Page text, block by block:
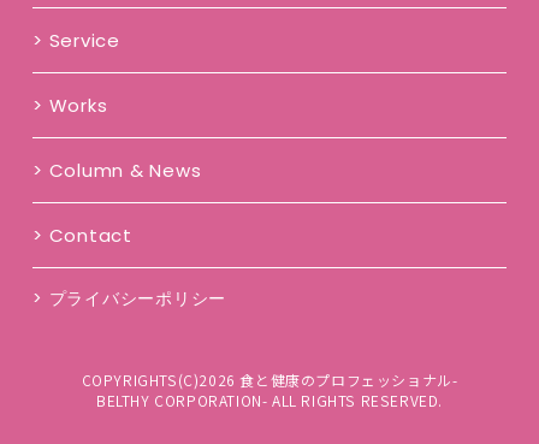
Service
Works
Column & News
Contact
プライバシーポリシー
COPYRIGHTS(C)2026 食と健康のプロフェッショナル-
BELTHY CORPORATION- ALL RIGHTS RESERVED.